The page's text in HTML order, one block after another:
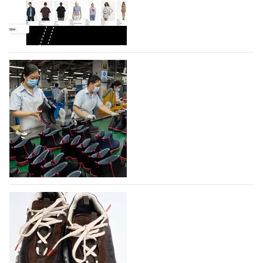
Гуанчжоу, столице моды Китая, является
профессиональной обувной компанией,
объединяющей разработку, производство и…
07.08.2026 1
На платформе Lamoda - новый раздел и
условия продвижения локальных
дизайнерских марок
Российский маркетплейс Lamoda решил обновить
раздел для продажи продукции локальных
дизайнерских марок одежды, обуви и аксессуаров.
Бренды также получат маркетинговую…
06.08.2026 386
Объем мирового производства обуви в
2025 году практически не увеличился
В 2025 году мировое производство обуви
практически не изменилось, зафиксировав